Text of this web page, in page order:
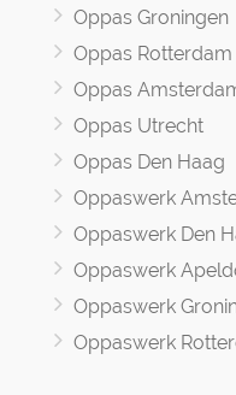
Oppas Groningen
Oppas Rotterdam
Oppas
Oppas Utrecht
Oppas Den Haag
Oppaswerk
Oppaswerk Den
Oppaswerk
Oppaswerk
Oppaswerk